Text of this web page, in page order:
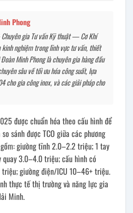
Phong
Chuyên gia Tư vấn Kỹ thuật — Cơ Khí
kinh nghiệm trong lĩnh vực tư vấn, thiết
Minh Phong là chuyên gia hàng đầu
sâu về tối ưu hóa công suất, lựa
cho gia công inox, và các giải pháp cho
được chuẩn hóa theo cấu hình để
sánh được TCO giữa các phương
giường tĩnh 2.0–2.2 triệu; 1 tay
3.0–4.0 triệu; cấu hình có
giường điện/ICU 10–46+ triệu.
thực tế thị trường và năng lực gia
Minh.